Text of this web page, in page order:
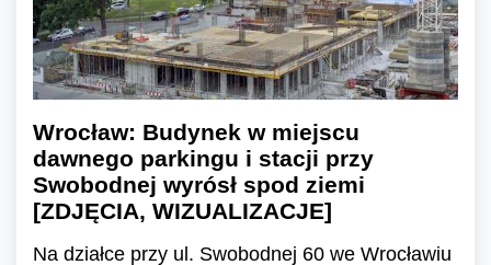
Wrocław: Budynek w miejscu
dawnego parkingu i stacji przy
Swobodnej wyrósł spod ziemi
[ZDJĘCIA, WIZUALIZACJE]
Na działce przy ul. Swobodnej 60 we Wrocławiu